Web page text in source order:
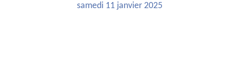
samedi 11 janvier 2025